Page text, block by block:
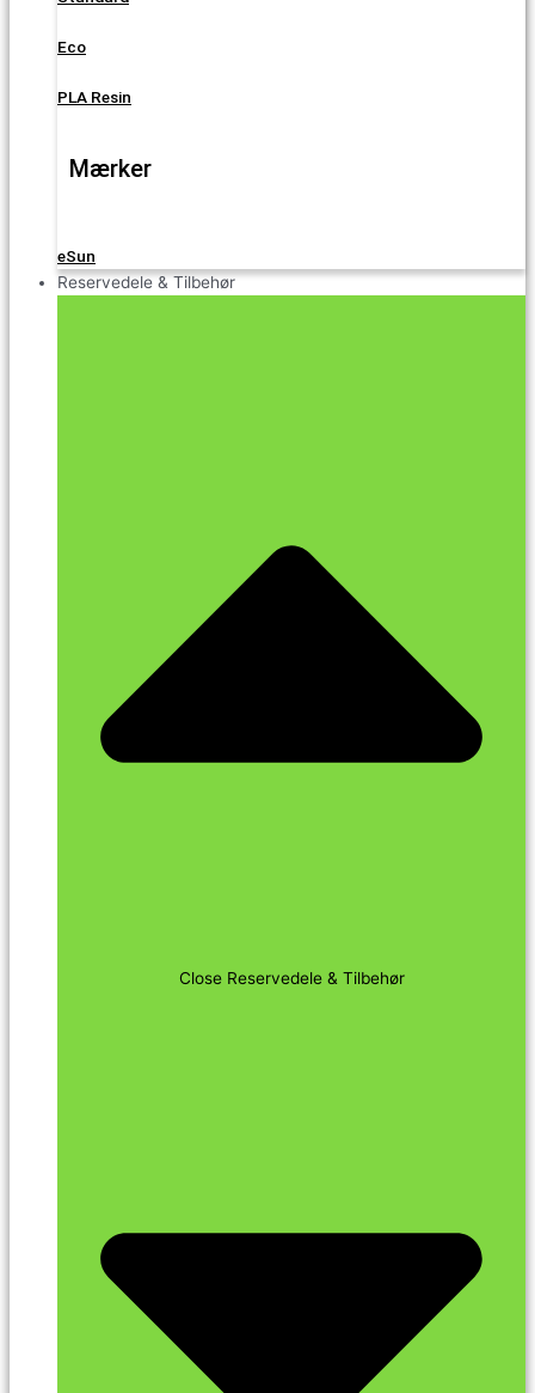
Eco
PLA Resin
Mærker
eSun
Reservedele & Tilbehør
Close Reservedele & Tilbehør